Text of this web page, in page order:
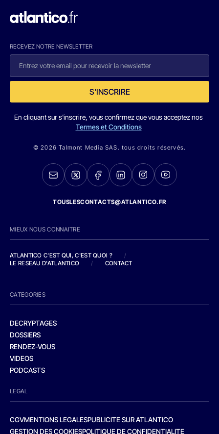
RECEVEZ NOTRE NEWSLETTER
S'INSCRIRE
En cliquant sur s'inscrire, vous confirmez que vous acceptez nos
Termes et Conditions
© 2026 Talmont Media SAS. tous droits réservés.
TOUSLESCONTACTS@ATLANTICO.FR
MIEUX NOUS CONNAITRE
ATLANTICO C'EST QUI, C'EST QUOI ?
/
LE RESEAU D'ATLANTICO
/ CONTACT
CATEGORIES
DECRYPTAGES
DOSSIERS
RENDEZ-VOUS
VIDEOS
PODCASTS
LEGAL
CGVMENTIONS LEGALESPUBLICITE SUR ATLANTICO
GESTION DES COOKIESPOLITIQUE DE CONFIDENTIALITE